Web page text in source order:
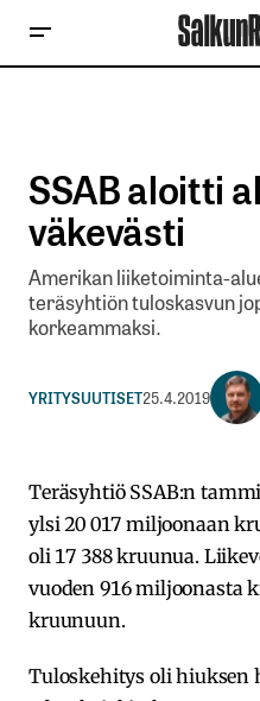
SSAB aloitti
väkevästi
Amerikan liiketoiminta-
teräsyhtiön tuloskasvun
korkeammaksi.
YRITYSUUTISET25.4.2019
Teräsyhtiö SSAB:n
ylsi 20 017 miljoonaan
oli 17 388 kruunua.
vuoden 916 miljoonasta
kruunuun.
Tuloskehitys oli hiuksen